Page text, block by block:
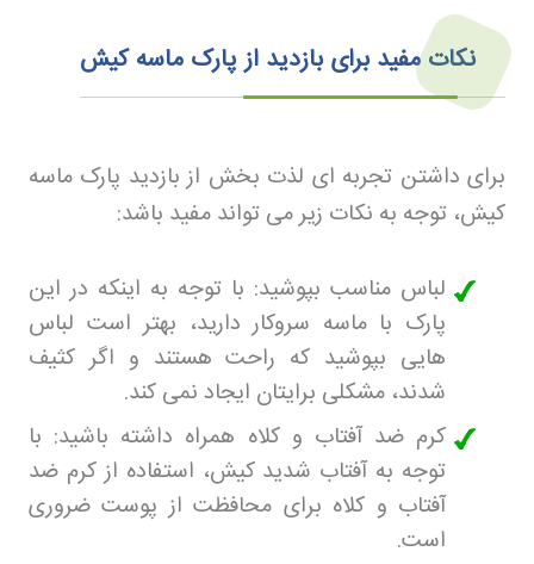
نکات مفید برای بازدید از پارک ماسه کیش
برای داشتن تجربه ای لذت بخش از بازدید پارک ماسه
کیش، توجه به نکات زیر می تواند مفید باشد:
لباس مناسب بپوشید: با توجه به اینکه در این
پارک با ماسه سروکار دارید، بهتر است لباس
هایی بپوشید که راحت هستند و اگر کثیف
شدند، مشکلی برایتان ایجاد نمی کند.
کرم ضد آفتاب و کلاه همراه داشته باشید: با
توجه به آفتاب شدید کیش، استفاده از کرم ضد
آفتاب و کلاه برای محافظت از پوست ضروری
است.